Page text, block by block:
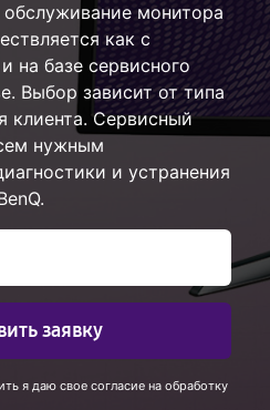
монитора
как с
на базе сервисного
Выбор зависит от типа
клиента. Сервисный
нужным
и устранения
заявку
я даю свое согласие на обработку